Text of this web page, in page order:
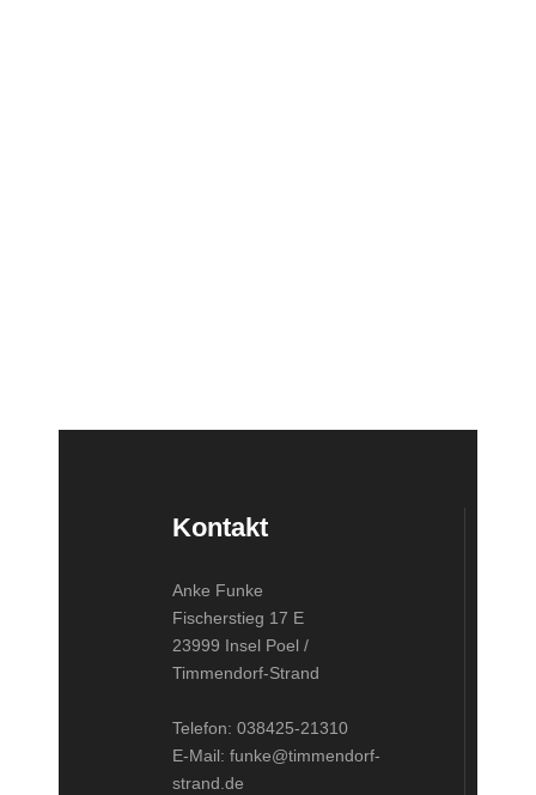
Kontakt
Anke Funke
Fischerstieg 17 E
23999 Insel Poel /
Timmendorf-Strand
Telefon: 038425-21310
E-Mail: funke@timmendorf-
strand.de